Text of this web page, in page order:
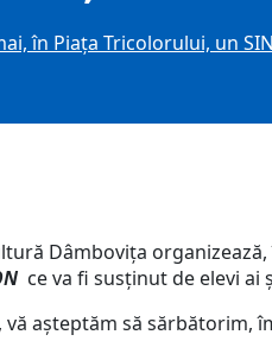
în Piața Tricolorului, un
Dâmbovița
ce va fi susținut de elevi ai
vă așteptăm să sărbătorim,